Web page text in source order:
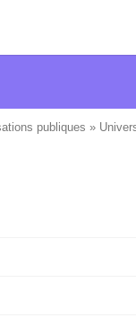
publiques »